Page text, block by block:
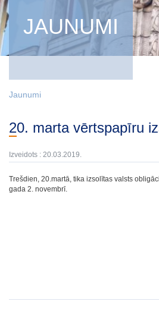
JAUNUMI
Jaunumi
20. marta vērtspapīru
Izveidots : 20.03.2019.
Trešdien, 20.martā, tika izsolītas valsts
gada 2. novembrī.